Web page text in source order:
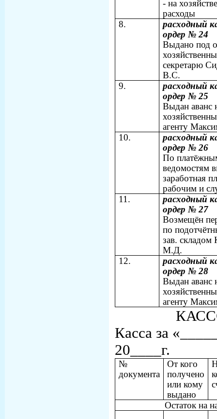
- на
расходы
8.
расходный
ордер № 24
Выдано под
секретарю
В.С.
9.
расходный
ордер № 25
Выдан аванс
агенту
10.
расходный
ордер № 26
По
ведомостям
заработная
рабочим и
11.
расходный
ордер № 27
Возмещён
по
зав. складом
М.Д.
12.
расходный
ордер № 28
Выдан аванс
агенту
Касса за
20____г.
№
документа
От кого
получено
или кому
выдано
Остаток на